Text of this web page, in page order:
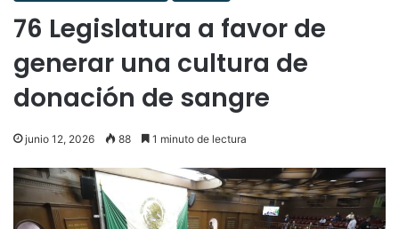
76 Legislatura a favor de
generar una cultura de
donación de sangre
junio 12, 2026 88 1 minuto de lectura